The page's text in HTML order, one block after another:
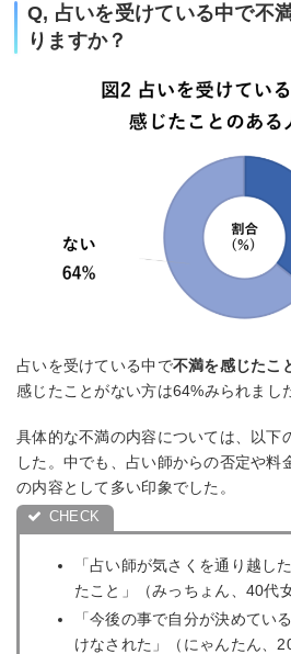
Q, 占いを受けている中で不
りますか？
占いを受けている中で不満を感じたこ
感じたことがない方は64%みられまし
具体的な不満の内容については、以下
した。中でも、占い師からの否定や料
の内容として多い印象でした。
「占い師が気さくを通り越し
たこと」（みっちょん、40代女
「今後の事で自分が決めてい
けなされた」（にゃんたん、